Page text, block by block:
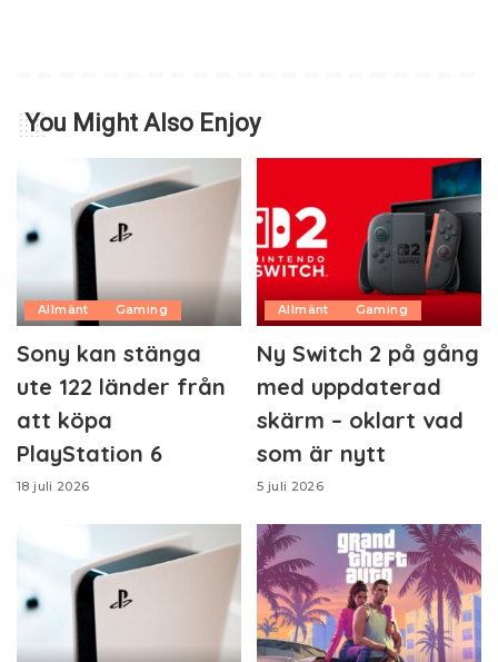
You Might Also Enjoy
Allmänt Gaming
Sony kan stänga
ute 122 länder från
att köpa
PlayStation 6
18 juli 2026
Allmänt Gaming
Ny Switch 2 på gång
med uppdaterad
skärm – oklart vad
som är nytt
5 juli 2026